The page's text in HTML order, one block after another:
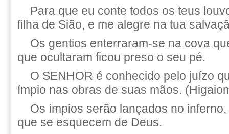
Para que eu conte todos os teus
filha de Sião, e me alegre na tua
Os gentios enterraram-se na cova
que ocultaram ficou preso o seu pé.
O SENHOR é conhecido pelo juízo
ímpio nas obras de suas mãos.
Os ímpios serão lançados no
que se esquecem de Deus.